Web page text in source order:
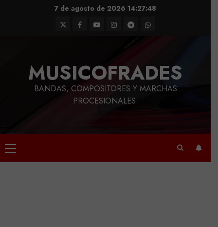
7 de agosto de 2026 14:27:49
TwitterFacebook
YoutubeInstagram
TelegramWhatsApp
MUSICOFRADES
BANDAS, COMPOSITORES Y MARCHAS
PROCESIONALES.
Menú
principal